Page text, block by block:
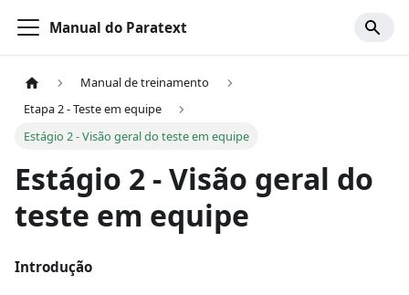
Manual do Paratext
Manual de treinamento
Etapa 2 - Teste em equipe
Estágio 2 - Visão geral do teste em equipe
Estágio 2 - Visão geral do
teste em equipe
Introdução